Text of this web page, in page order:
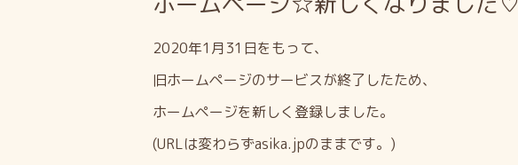
2020年1月31日をもって、
旧ホームページのサービスが終了したため、
ホームページを新しく登録しました。
(URLは変わらずasika.jpのままです。)